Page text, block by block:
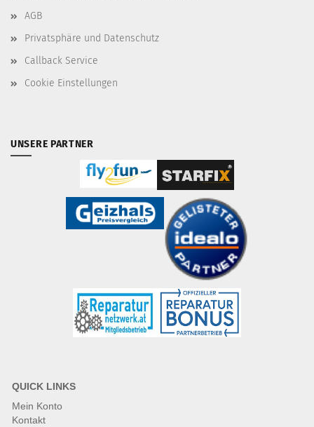
AGB
Privatsphäre und Datenschutz
Callback Service
Cookie Einstellungen
UNSERE PARTNER
QUICK LINKS
Mein Konto
Kontakt